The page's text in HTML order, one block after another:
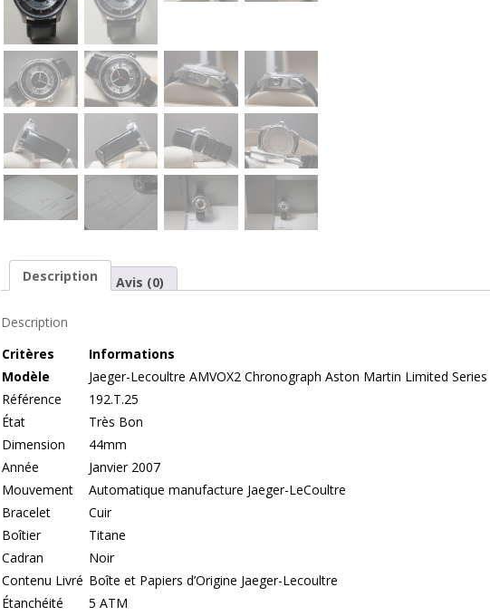
Description Avis (0)
Description
Critères
Informations
Modèle
Jaeger-Lecoultre AMVOX2 Chronograph Aston Martin Limited Series
Référence
192.T.25
État
Très Bon
Dimension
44mm
Année
Janvier 2007
Mouvement
Automatique manufacture Jaeger-LeCoultre
Bracelet
Cuir
Boîtier
Titane
Cadran
Noir
Contenu Livré Boîte et Papiers d’Origine Jaeger-Lecoultre
Étanchéité
5 ATM